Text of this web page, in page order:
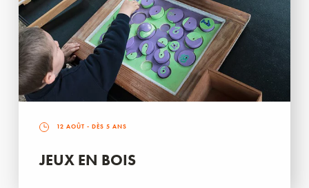
12 AOÛT - DÈS 5 ANS
JEUX EN BOIS